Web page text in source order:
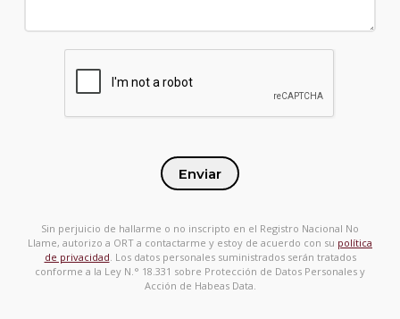
Enviar
Sin perjuicio de hallarme o no inscripto en el Registro Nacional No
Llame, autorizo a ORT a contactarme y estoy de acuerdo con su política
de privacidad . Los datos personales suministrados serán tratados
conforme a la Ley N.° 18.331 sobre Protección de Datos Personales y
Acción de Habeas Data.